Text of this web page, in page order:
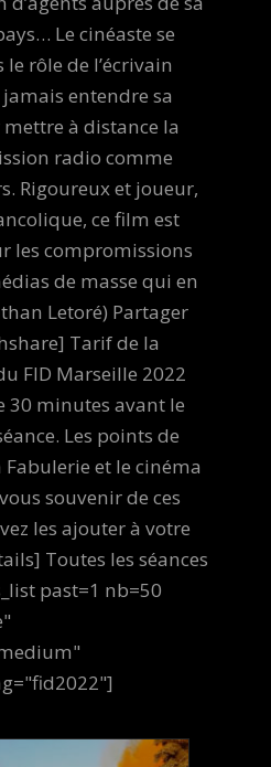
Le cinéaste se
rôle de l’écrivain
entendre sa
à distance la
radio comme
Rigoureux et joueur,
ce film est
les compromissions
de masse qui en
Letoré) Partager
Tarif de la
FID Marseille 2022
30 minutes avant le
Les points de
et le cinéma
souvenir de ces
les ajouter à votre
Toutes les séances
past=1 nb=50